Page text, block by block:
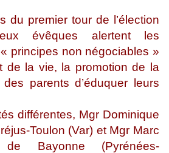
du premier tour de l’élection
évêques alertent les
principes non négociables »
de la vie, la promotion de la
parents d’éduquer leurs
différentes, Mgr Dominique
Toulon (Var) et Mgr Marc
Bayonne (Pyrénées-